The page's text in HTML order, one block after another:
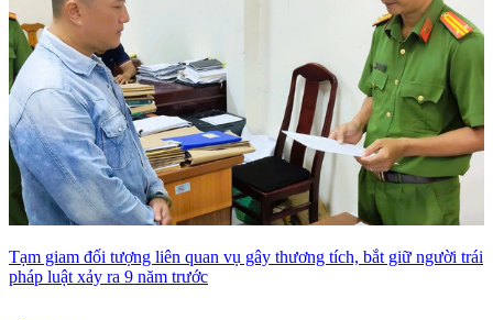
Tạm giam đối tượng liên quan vụ gây thương tích, bắt giữ người trái
pháp luật xảy ra 9 năm trước